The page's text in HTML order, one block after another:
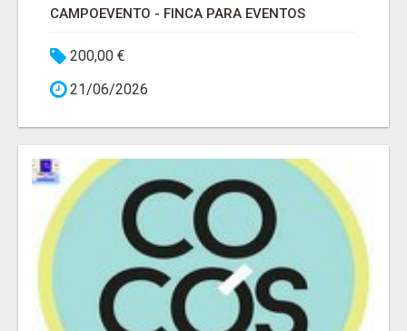
CAMPOEVENTO - FINCA PARA EVENTOS
200,00 €
21/06/2026